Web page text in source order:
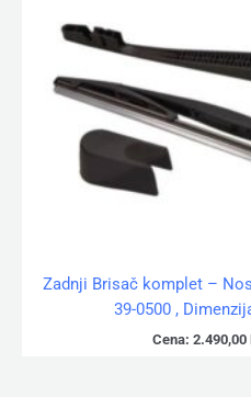
Zadnji Brisač komplet –
39-0500 ,
Cena: 2.490,00